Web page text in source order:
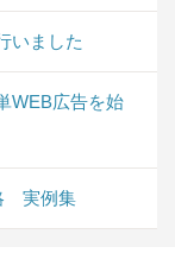
いました
WEB広告を始
実例集